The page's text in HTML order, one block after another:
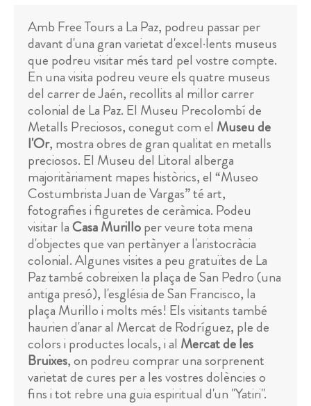
Amb Free Tours a La Paz, podreu passar per
davant d'una gran varietat d'excel·lents museus
que podreu visitar més tard pel vostre compte.
En una visita podreu veure els quatre museus
del carrer de Jaén, recollits al millor carrer
colonial de La Paz. El Museu Precolombí de
Metalls Preciosos, conegut com el Museu de
l'Or, mostra obres de gran qualitat en metalls
preciosos. El Museu del Litoral alberga
majoritàriament mapes històrics, el “Museo
Costumbrista Juan de Vargas” té art,
fotografies i figuretes de ceràmica. Podeu
visitar laCasa Murilloper veure tota mena
d'objectes que van pertànyer a l'aristocràcia
colonial. Algunes visites a peu gratuïtes de La
Paz també cobreixen la plaça de San Pedro (una
antiga presó), l'església de San Francisco, la
plaça Murillo i molts més! Els visitants també
haurien d'anar al Mercat de Rodríguez, ple de
colors i productes locals, i al Mercat de les
Bruixes, on podreu comprar una sorprenent
varietat de cures per a les vostres dolències o
fins i tot rebre una guia espiritual d'un "Yatiri".